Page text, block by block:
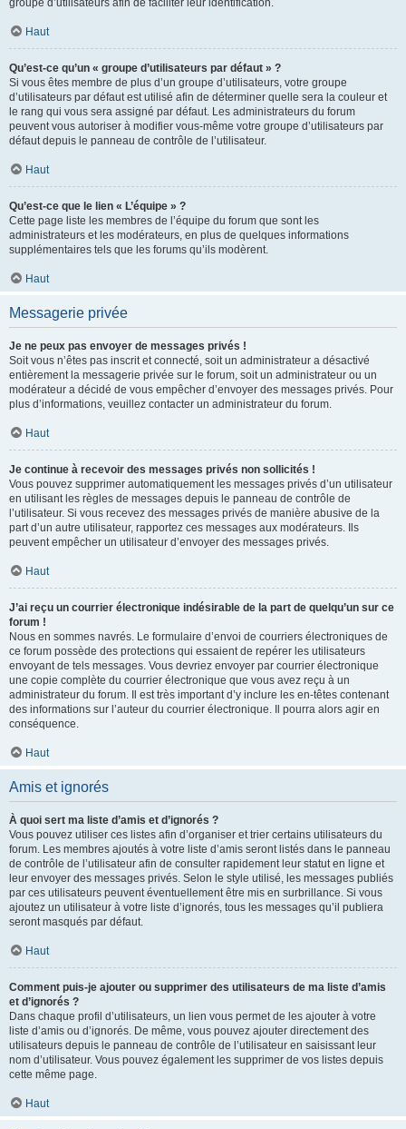
groupe d’utilisateurs afin de faciliter leur identification.
Haut
Qu’est-ce qu’un « groupe d’utilisateurs par défaut » ?
Si vous êtes membre de plus d’un groupe d’utilisateurs, votre groupe
d’utilisateurs par défaut est utilisé afin de déterminer quelle sera la couleur et
le rang qui vous sera assigné par défaut. Les administrateurs du forum
peuvent vous autoriser à modifier vous-même votre groupe d’utilisateurs par
défaut depuis le panneau de contrôle de l’utilisateur.
Haut
Qu’est-ce que le lien « L’équipe » ?
Cette page liste les membres de l’équipe du forum que sont les
administrateurs et les modérateurs, en plus de quelques informations
supplémentaires tels que les forums qu’ils modèrent.
Haut
Messagerie privée
Je ne peux pas envoyer de messages privés !
Soit vous n’êtes pas inscrit et connecté, soit un administrateur a désactivé
entièrement la messagerie privée sur le forum, soit un administrateur ou un
modérateur a décidé de vous empêcher d’envoyer des messages privés. Pour
plus d’informations, veuillez contacter un administrateur du forum.
Haut
Je continue à recevoir des messages privés non sollicités !
Vous pouvez supprimer automatiquement les messages privés d’un utilisateur
en utilisant les règles de messages depuis le panneau de contrôle de
l’utilisateur. Si vous recevez des messages privés de manière abusive de la
part d’un autre utilisateur, rapportez ces messages aux modérateurs. Ils
peuvent empêcher un utilisateur d’envoyer des messages privés.
Haut
J’ai reçu un courrier électronique indésirable de la part de quelqu’un sur ce
forum !
Nous en sommes navrés. Le formulaire d’envoi de courriers électroniques de
ce forum possède des protections qui essaient de repérer les utilisateurs
envoyant de tels messages. Vous devriez envoyer par courrier électronique
une copie complète du courrier électronique que vous avez reçu à un
administrateur du forum. Il est très important d’y inclure les en-têtes contenant
des informations sur l’auteur du courrier électronique. Il pourra alors agir en
conséquence.
Haut
Amis et ignorés
À quoi sert ma liste d’amis et d’ignorés ?
Vous pouvez utiliser ces listes afin d’organiser et trier certains utilisateurs du
forum. Les membres ajoutés à votre liste d’amis seront listés dans le panneau
de contrôle de l’utilisateur afin de consulter rapidement leur statut en ligne et
leur envoyer des messages privés. Selon le style utilisé, les messages publiés
par ces utilisateurs peuvent éventuellement être mis en surbrillance. Si vous
ajoutez un utilisateur à votre liste d’ignorés, tous les messages qu’il publiera
seront masqués par défaut.
Haut
Comment puis-je ajouter ou supprimer des utilisateurs de ma liste d’amis
et d’ignorés ?
Dans chaque profil d’utilisateurs, un lien vous permet de les ajouter à votre
liste d’amis ou d’ignorés. De même, vous pouvez ajouter directement des
utilisateurs depuis le panneau de contrôle de l’utilisateur en saisissant leur
nom d’utilisateur. Vous pouvez également les supprimer de vos listes depuis
cette même page.
Haut